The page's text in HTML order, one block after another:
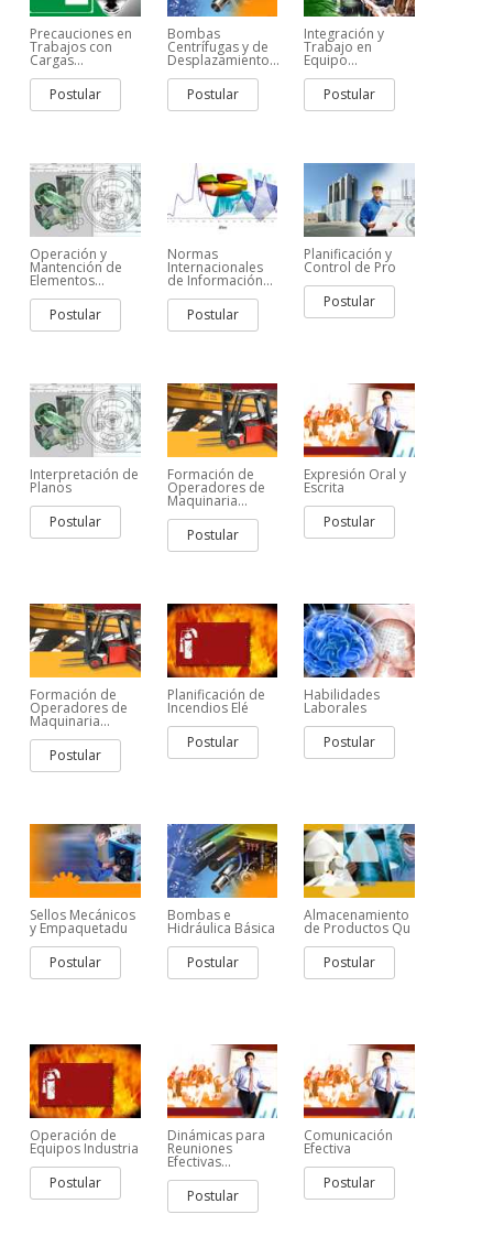
Precauciones en
Trabajos con
Cargas...
Postular
Bombas
Centrífugas y de
Desplazamiento...
Postular
Integración y
Trabajo en
Equipo...
Postular
Operación y
Mantención de
Elementos...
Postular
Normas
Internacionales
de Información...
Postular
Planificación y
Control de Pro
Postular
Interpretación de
Planos
Postular
Formación de
Operadores de
Maquinaria...
Postular
Expresión Oral y
Escrita
Postular
Formación de
Operadores de
Maquinaria...
Postular
Planificación de
Incendios Elé
Postular
Habilidades
Laborales
Postular
Sellos Mecánicos
y Empaquetadu
Postular
Bombas e
Hidráulica Básica
Postular
Almacenamiento
de Productos Qu
Postular
Operación de
Equipos Industria
Postular
Dinámicas para
Reuniones
Efectivas...
Postular
Comunicación
Efectiva
Postular